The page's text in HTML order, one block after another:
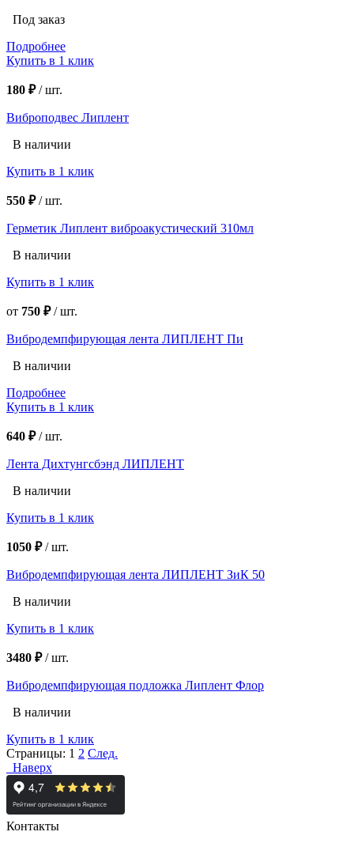
Под заказ
Подробнее
Купить в 1 клик
180 ₽/шт.
Виброподвес Липлент
В наличии
Купить в 1 клик
550 ₽/шт.
Герметик Липлент виброакустический 310мл
В наличии
Купить в 1 клик
от 750 ₽/шт.
Вибродемпфирующая лента ЛИПЛЕНТ Пи
В наличии
Подробнее
Купить в 1 клик
640 ₽/шт.
Лента Дихтунгсбэнд ЛИПЛЕНТ
В наличии
Купить в 1 клик
1050 ₽/шт.
Вибродемпфирующая лента ЛИПЛЕНТ ЗиК 50
В наличии
Купить в 1 клик
3480 ₽/шт.
Вибродемпфирующая подложка Липлент Флор
В наличии
Купить в 1 клик
Страницы: 1 2 След.
Наверх
Контакты